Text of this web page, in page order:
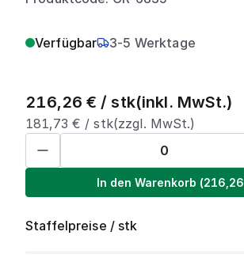
Verfügbar 3-5 Werktage
216,26 € / stk(inkl. MwSt.)
181,73 € /stk(zzgl. MwSt.)
In den Warenkorb (216,26
Staffelpreise / stk